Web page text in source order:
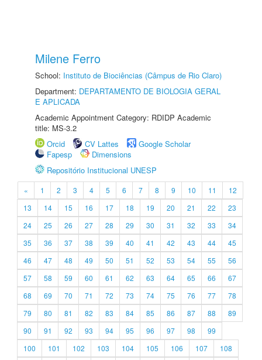
Milene Ferro
School: Instituto de Biociências (Câmpus de Rio Claro)
Department: DEPARTAMENTO DE BIOLOGIA GERAL
E APLICADA
Academic Appointment Category: RDIDP Academic
title: MS-3.2
Orcid
CV Lattes
Google Scholar
Fapesp
Dimensions
Repositório Institucional UNESP
« 1 2 3 4 5 6 7 8 9 10 11
12
13
14 15 16 17 18 19 20 21 22
23
24
25 26 27 28 29 30 31 32 33
34
35
36 37 38 39 40 41 42 43 44
45
46
47 48 49 50 51 52 53 54 55
56
57
58 59 60 61 62 63 64 65 66
67
68
69 70 71 72 73 74 75 76 77
78
79
80 81 82 83 84 85 86 87 88
89
90
91 92 93 94 95 96 97 98
99
100
101 102 103 104 105 106 107
108